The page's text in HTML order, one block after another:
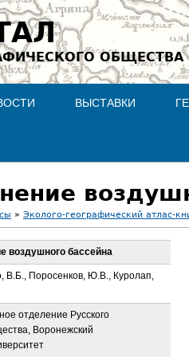
Jump to
ОБЩЕСТВА
ВЫСТАВКИ
» Эколого-географический атлас-
воздушного бассейна
В.Б., Поросенков, Ю.В., Куролап,
отделение Русского
Воронежский